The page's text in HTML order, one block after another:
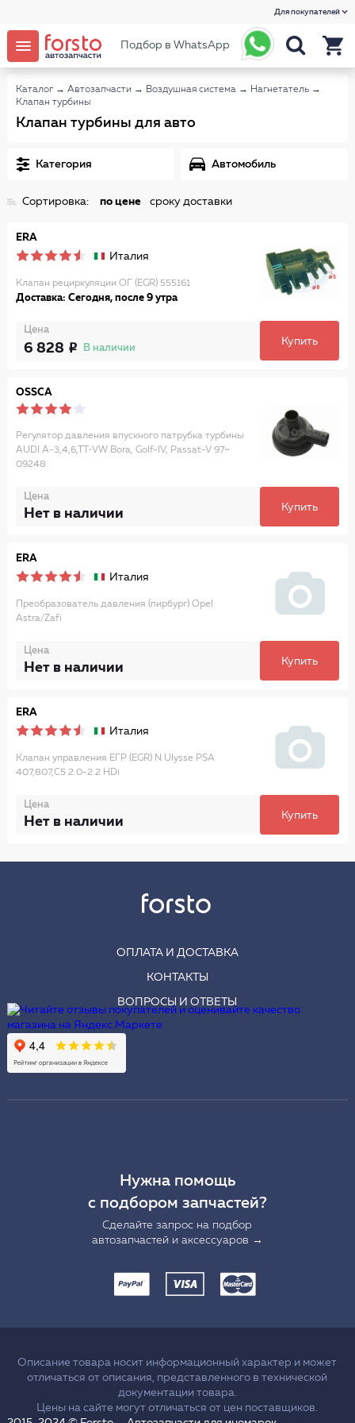
Для покупателей
Подбор в WhatsApp
Каталог → Автозапчасти → Воздушная система → Нагнетатель →
Клапан турбины
Клапан турбины для авто
Категория Автомобиль
Сортировка: по цене сроку доставки
ERA
Италия
Клапан рециркуляции ОГ (EGR) 555161
Доставка: Сегодня, после 9 утра
Цена
6 828 В наличии
Купить
OSSCA
Регулятор давления впускного патрубка турбины
AUDI A-3,4,6,TT•VW Bora, Golf-IV, Passat-V 97~
09248
Цена
Нет в наличии Купить
ERA
Италия
Преобразователь давления (пирбург) Opel
Astra/Zafi
Цена
Нет в наличии Купить
ERA
Италия
Клапан управления ЕГР (EGR) N Ulysse PSA
407,807,C5 2.0-2.2 HDi
Цена
Нет в наличии Купить
ОПЛАТА И ДОСТАВКА
КОНТАКТЫ
ВОПРОСЫ И ОТВЕТЫ
Нужна помощь
с подбором запчастей?
Сделайте запрос на подбор
автозапчастей и аксессуаров →
Описание товара носит информационный характер и может
отличаться от описания, представленного в технической
документации товара.
Цены на сайте могут отличаться от цен поставщиков.